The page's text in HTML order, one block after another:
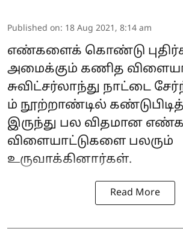
Published on: 18 Aug 2021, 8:14 am
எண்களைக் கொண்டு
அமைக்கும் கணித
சுவிட்சர்லாந்து நாட்டை
ம் நூற்றாண்டில்
இருந்து பல விதமான
விளையாட்டுகளை பலரும்
உருவாக்கினார்கள்.
Read More